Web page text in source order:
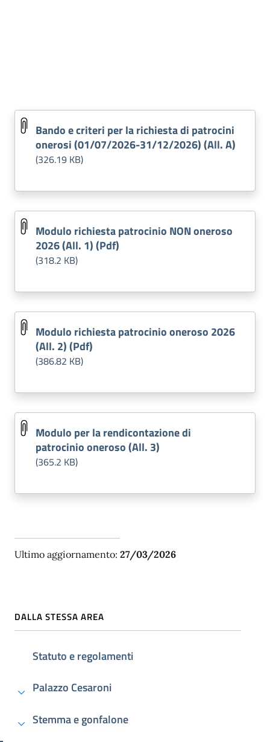
Bando e criteri per la richiesta di patrocini
onerosi (01/07/2026-31/12/2026) (All. A)
(326.19 KB)
Modulo richiesta patrocinio NON oneroso
2026 (All. 1) (Pdf)
(318.2 KB)
Modulo richiesta patrocinio oneroso 2026
(All. 2) (Pdf)
(386.82 KB)
Modulo per la rendicontazione di
patrocinio oneroso (All. 3)
(365.2 KB)
Ultimo aggiornamento: 27/03/2026
DALLA STESSA AREA
Statuto e regolamenti
Palazzo Cesaroni
Stemma e gonfalone